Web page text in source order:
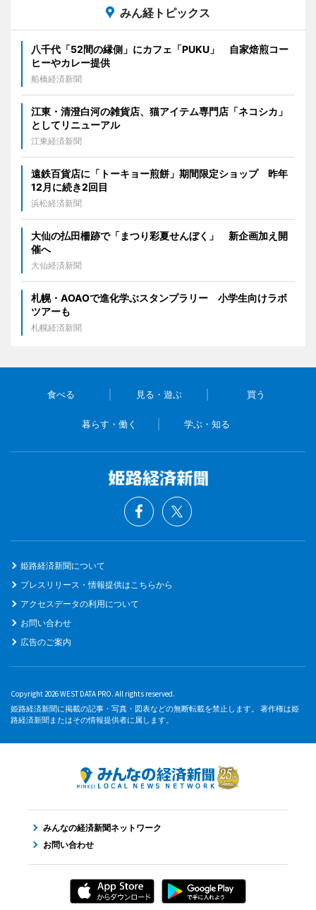
みん経トピックス
八千代「52間の縁側」にカフェ「PUKU」 自家焙煎コー
ヒーやカレー提供
船橋経済新聞
江東・清澄白河の雑貨店、猫アイテム専門店「ネコシカ」
としてリニューアル
江東経済新聞
遠鉄百貨店に「トーキョー煎餅」期間限定ショップ 昨年
12月に続き2回目
浜松経済新聞
大仙の払田柵跡で「まつり彩夏せんぼく」 新企画加え開
催へ
大仙経済新聞
札幌・AOAOで進化学ぶスタンプラリー 小学生向けラボ
ツアーも
札幌経済新聞
食べる 見る・遊ぶ 買う
暮らす・働く 学ぶ・知る
姫路経済新聞について
プレスリリース・情報提供はこちらから
アクセスデータの利用について
お問い合わせ
広告のご案内
Copyright 2026 WEST DATA PRO. All rights reserved.
姫路経済新聞に掲載の記事・写真・図表などの無断転載を禁止します。 著作権は姫
路経済新聞またはその情報提供者に属します。
みんなの経済新聞ネットワーク
お問い合わせ